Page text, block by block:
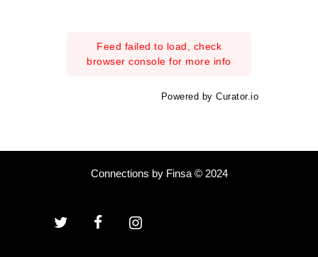
Feed failed to load, check
browser console for more info
Powered by Curator.io
Connections by Finsa © 2024